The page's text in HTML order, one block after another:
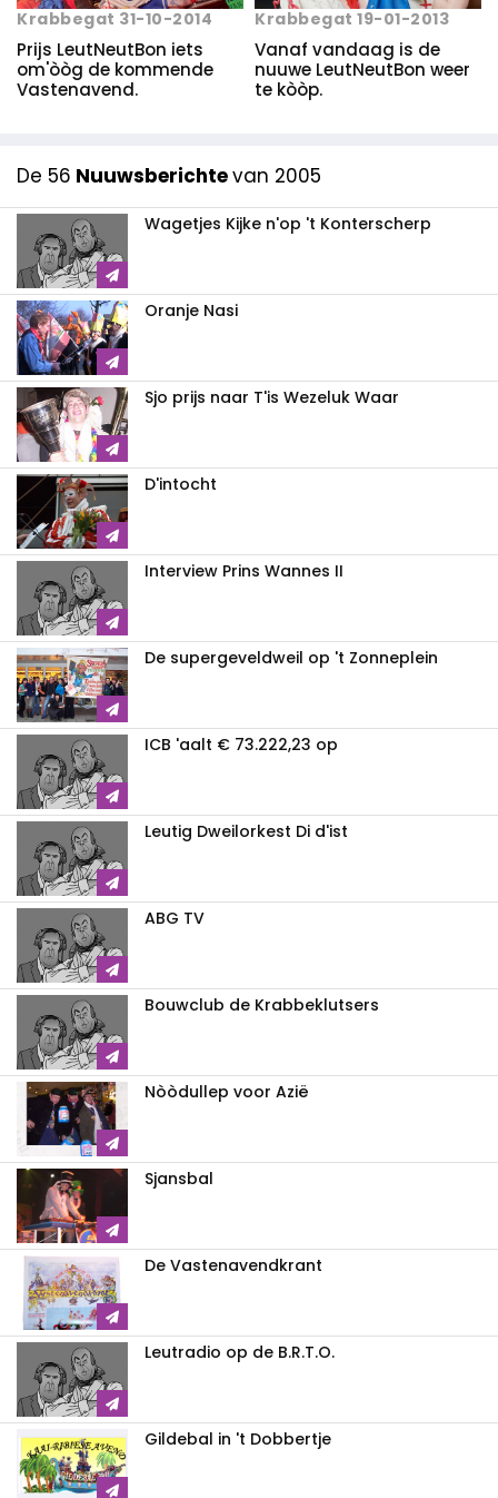
Krabbegat 31-10-2014
Prijs LeutNeutBon iets
om'òòg de kommende
Vastenavend.
Krabbegat 19-01-2013
Vanaf vandaag is de
nuuwe LeutNeutBon weer
te kòòp.
De 56 Nuuwsberichtevan 2005
Wagetjes Kijke n'op 't Konterscherp
Oranje Nasi
Sjo prijs naar T'is Wezeluk Waar
D'intocht
Interview Prins Wannes II
De supergeveldweil op 't Zonneplein
ICB 'aalt € 73.222,23 op
Leutig Dweilorkest Di d'ist
ABG TV
Bouwclub de Krabbeklutsers
Nòòdullep voor Azië
Sjansbal
De Vastenavendkrant
Leutradio op de B.R.T.O.
Gildebal in 't Dobbertje